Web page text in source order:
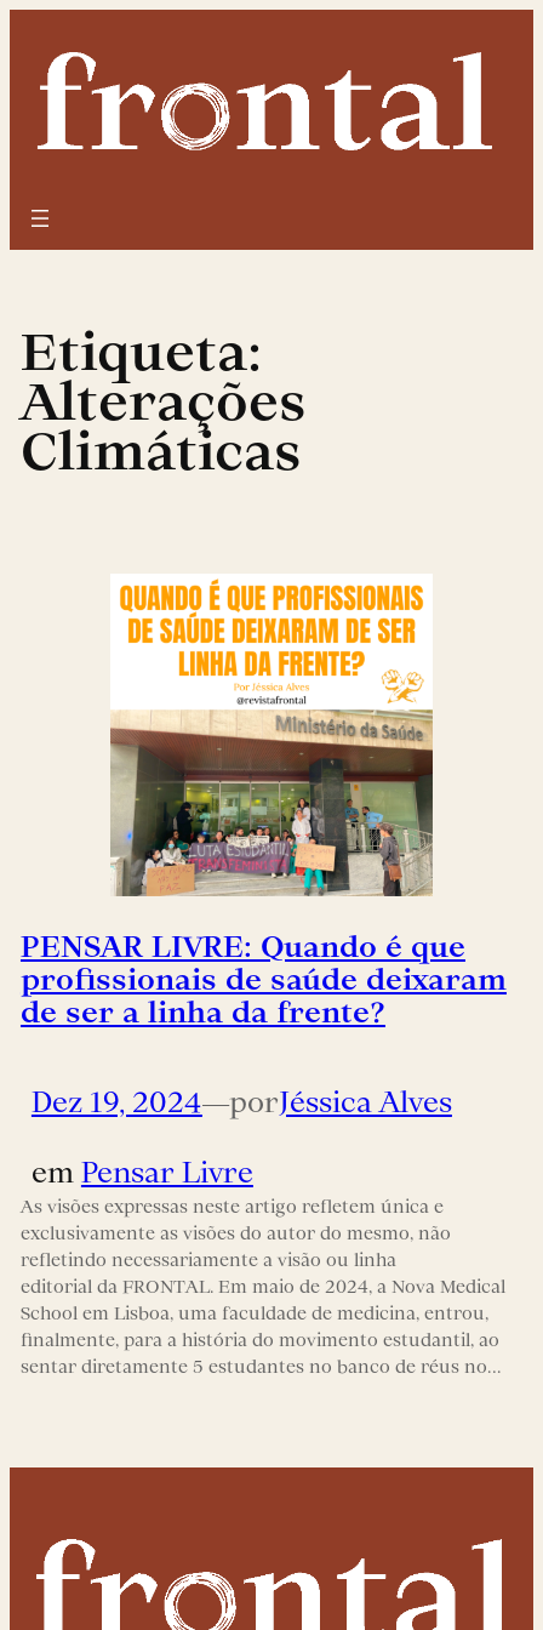
para
Etiqueta:
Alterações
Climáticas
PENSAR LIVRE: Quando é que
profissionais de saúde deixaram
de ser a linha da frente?
Dez 19, 2024—porJéssica Alves
emPensar Livre
As visões expressas neste artigo refletem única e
exclusivamente as visões do autor do mesmo, não
refletindo necessariamente a visão ou linha
editorial da FRONTAL. Em maio de 2024, a Nova Medical
School em Lisboa, uma faculdade de medicina, entrou,
finalmente, para a história do movimento estudantil, ao
sentar diretamente 5 estudantes no banco de réus no…